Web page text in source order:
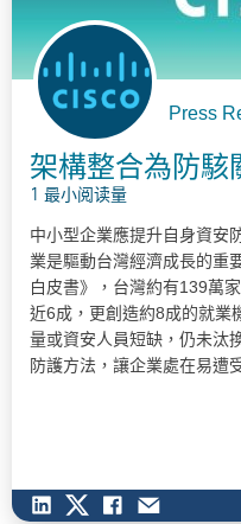
Press
架構整合為防駭
1 最小阅读量
中小型企業應提升自身資
業是驅動台灣經濟成長的重
白皮書》，台灣約有139萬
近6成，更創造約8成的就業
量或資安人員短缺，仍未汰
防護方法，讓企業處在易遭
鏈產生結構性的資安漏洞，